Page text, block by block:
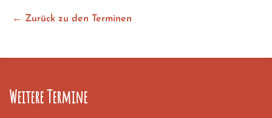
← Zurück zu den Terminen
Weitere Termine